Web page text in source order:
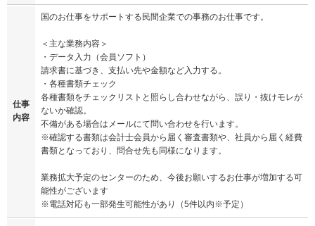
仕事
内容
国のお仕事をサポートする民間企業での事務のお仕事です。
＜主な業務内容＞
・データ入力（会員ソフト）
請求書に基づき、支払い先や金額など入力する。
・各種書類チェック
各種書類をチェックリストと照らし合わせながら、誤り・抜けモレが
ないか確認。
不備がある場合はメールにて問い合わせを行います。
※確認する書類は会計士会員から届く審査書類や、社員から届く経費
書類となっており、問合せ先も同様になります。
業務拡大予定のセンターのため、今後お願いするお仕事が増加する可
能性がございます
※電話対応も一部発生可能性があり（5件以内※予定）